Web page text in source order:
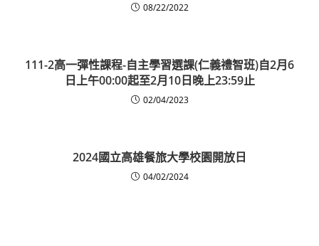
08/22/2022
111-2高一彈性課程-自主學習選課(仁義禮智班)自2月6
日上午00:00起至2月10日晚上23:59止
02/04/2023
2024國立高雄餐旅大學校園開放日
04/02/2024